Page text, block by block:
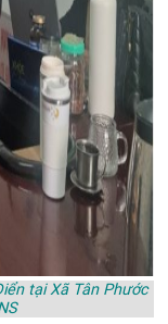
tại Xã Tân Phước